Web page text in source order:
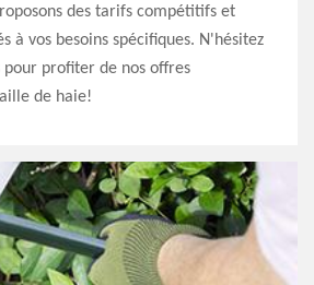
des tarifs compétitifs et
à vos besoins spécifiques. N'hésitez
pour profiter de nos offres
de haie!